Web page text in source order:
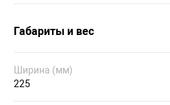
Габариты и вес
Ширина (мм)
225